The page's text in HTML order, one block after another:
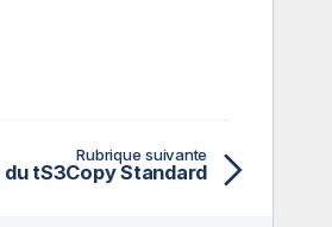
Rubrique suivante
tS3Copy Standard